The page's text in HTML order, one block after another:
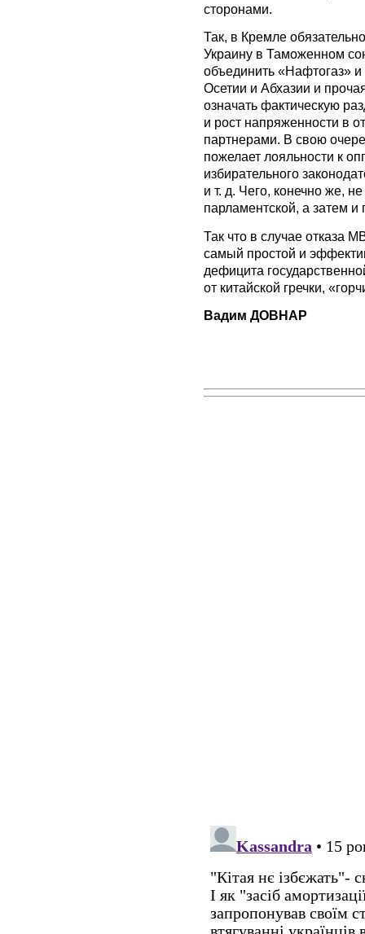
сторонами.
Так, в Кремле
Украину в Таможенном
объединить «Нафтогаз»
Осетии и Абхазии и
означать фактическую
и рост напряженности в
партнерами. В свою
пожелает лояльности к
избирательного
и т. д. Чего, конечно же,
парламентской, а затем и
Так что в случае отказа
самый простой и
дефицита
от китайской гречки,
Вадим ДОВНАР